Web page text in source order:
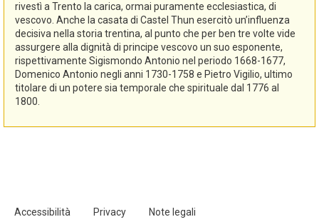
rivestì a Trento la carica, ormai puramente ecclesiastica, di
vescovo. Anche la casata di Castel Thun esercitò un’influenza
decisiva nella storia trentina, al punto che per ben tre volte vide
assurgere alla dignità di principe vescovo un suo esponente,
rispettivamente Sigismondo Antonio nel periodo 1668-1677,
Domenico Antonio negli anni 1730-1758 e Pietro Vigilio, ultimo
titolare di un potere sia temporale che spirituale dal 1776 al
1800.
Accessibilità Privacy Note legali